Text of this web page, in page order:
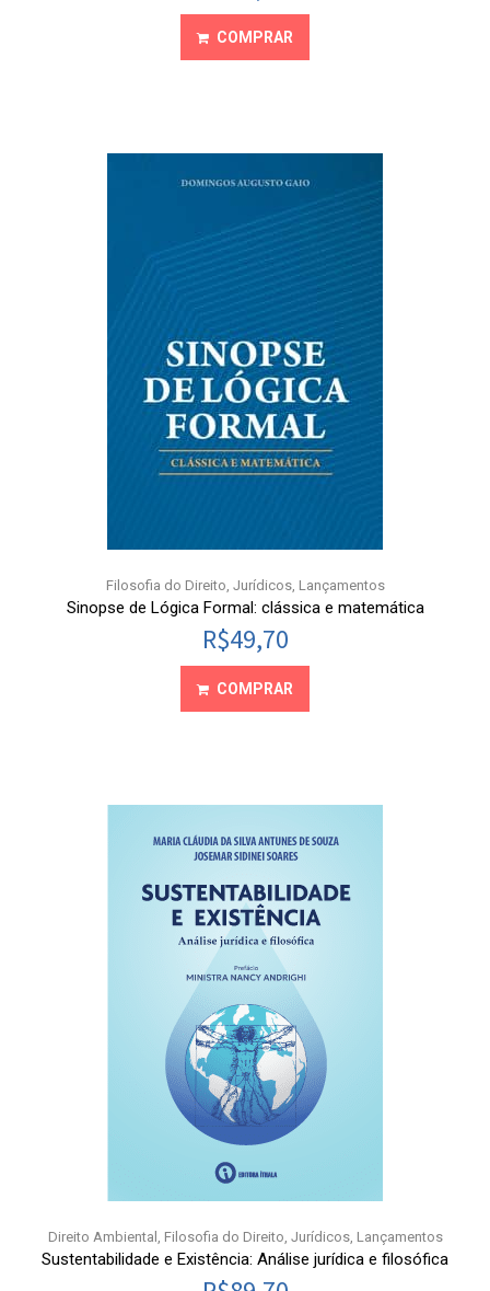
COMPRAR
Filosofia do Direito, Jurídicos, Lançamentos
Sinopse de Lógica Formal: clássica e matemática
R$49,70
COMPRAR
Direito Ambiental , Filosofia do Direito, Jurídicos, Lançamentos
Sustentabilidade e Existência: Análise jurídica e filosófica